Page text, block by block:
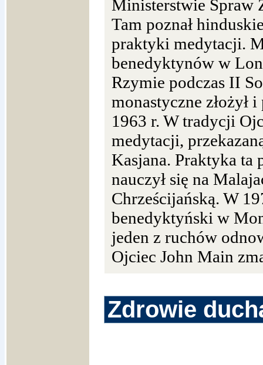
Ministerstwie Spraw
Tam poznał
praktyki medytacji.
benedyktynów w
Rzymie podczas II
monastyczne złożył
1963 r. W tradycji
medytacji,
Kasjana. Praktyka ta
nauczył się na
Chrześcijańską. W
benedyktyński w
jeden z ruchów
Ojciec John Main
Zdrowie